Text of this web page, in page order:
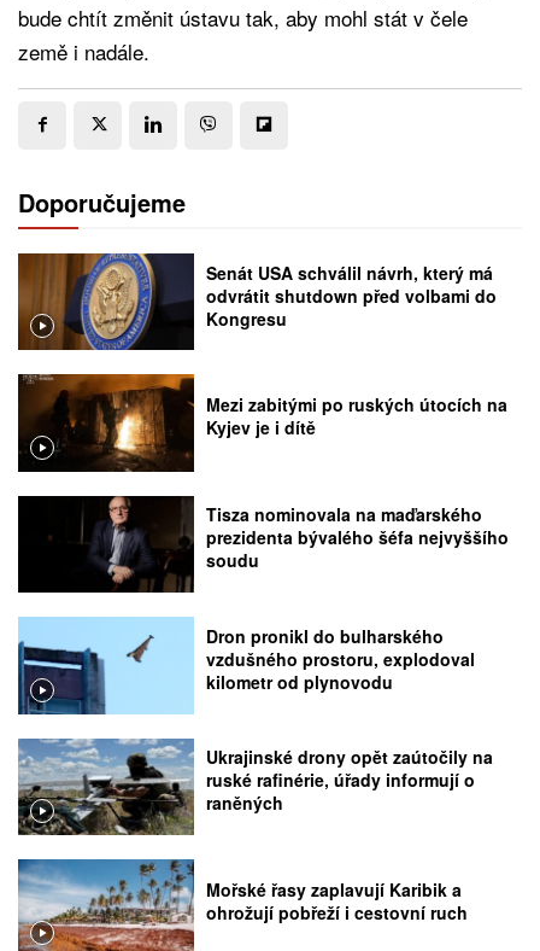
bude chtít změnit ústavu tak, aby mohl stát v čele
země i nadále.
Doporučujeme
Senát USA schválil návrh, který má
odvrátit shutdown před volbami do
Kongresu
Mezi zabitými po ruských útocích na
Kyjev je i dítě
Tisza nominovala na maďarského
prezidenta bývalého šéfa nejvyššího
soudu
Dron pronikl do bulharského
vzdušného prostoru, explodoval
kilometr od plynovodu
Ukrajinské drony opět zaútočily na
ruské rafinérie, úřady informují o
raněných
Mořské řasy zaplavují Karibik a
ohrožují pobřeží i cestovní ruch